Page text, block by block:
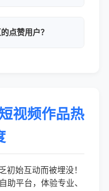
点赞用户？
视频作品热
初始互动而被埋没！
助平台，体验专业、